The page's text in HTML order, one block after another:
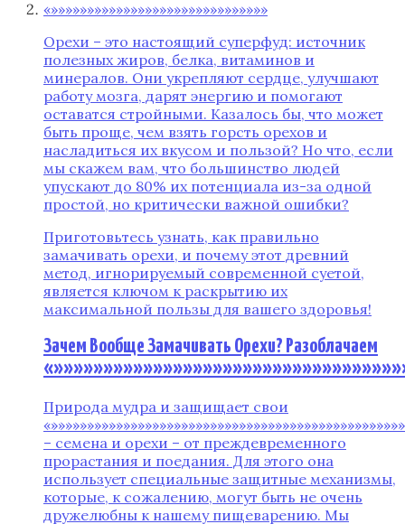
«»»»»»»»»»»»»»»»»»»»»»»»»»»»»»»
Орехи – это настоящий суперфуд: источник
полезных жиров, белка, витаминов и
минералов. Они укрепляют сердце, улучшают
работу мозга, дарят энергию и помогают
оставатся стройными. Казалось бы, что может
быть проще, чем взять горсть орехов и
насладиться их вкусом и пользой? Но что, если
мы скажем вам, что большинство людей
упускают до 80% их потенциала из-за одной
простой, но критически важной ошибки?
Приготовьтесь узнать, как правильно
замачивать орехи, и почему этот древний
метод, игнорируемый современной суетой,
является ключом к раскрытию их
максимальной пользы для вашего здоровья!
Зачем Вообще Замачивать Орехи? Разоблачаем
Природа мудра и защищает свои
– семена и орехи – от преждевременного
прорастания и поедания. Для этого она
использует специальные защитные механизмы,
которые, к сожалению, могут быть не очень
дружелюбны к нашему пищеварению. Мы